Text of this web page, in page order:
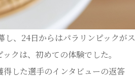
し、24日からはパラリンピックがス
クは、初めての体験でした。
した選手のインタビューの返答